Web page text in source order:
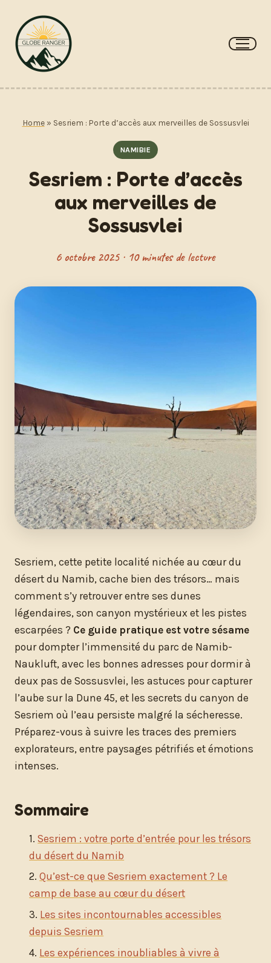
contenu
Home» Sesriem : Porte d’accès aux merveilles de Sossusvlei
NAMIBIE
Sesriem : Porte d’accès
aux merveilles de
Sossusvlei
6 octobre 2025 · 10 minutes de lecture
Sesriem, cette petite localité nichée au cœur du
désert du Namib, cache bien des trésors… mais
comment s’y retrouver entre ses dunes
légendaires, son canyon mystérieux et les pistes
escarpées ? Ce guide pratique est votre sésame
pour dompter l’immensité du parc de Namib-
Naukluft, avec les bonnes adresses pour dormir à
deux pas de Sossusvlei, les astuces pour capturer
l’aube sur la Dune 45, et les secrets du canyon de
Sesriem où l’eau persiste malgré la sécheresse.
Préparez-vous à suivre les traces des premiers
explorateurs, entre paysages pétrifiés et émotions
intenses.
Sommaire
Sesriem : votre porte d’entrée pour les trésors
du désert du Namib
Qu’est-ce que Sesriem exactement ? Le
camp de base au cœur du désert
Les sites incontournables accessibles
depuis Sesriem
Les expériences inoubliables à vivre à